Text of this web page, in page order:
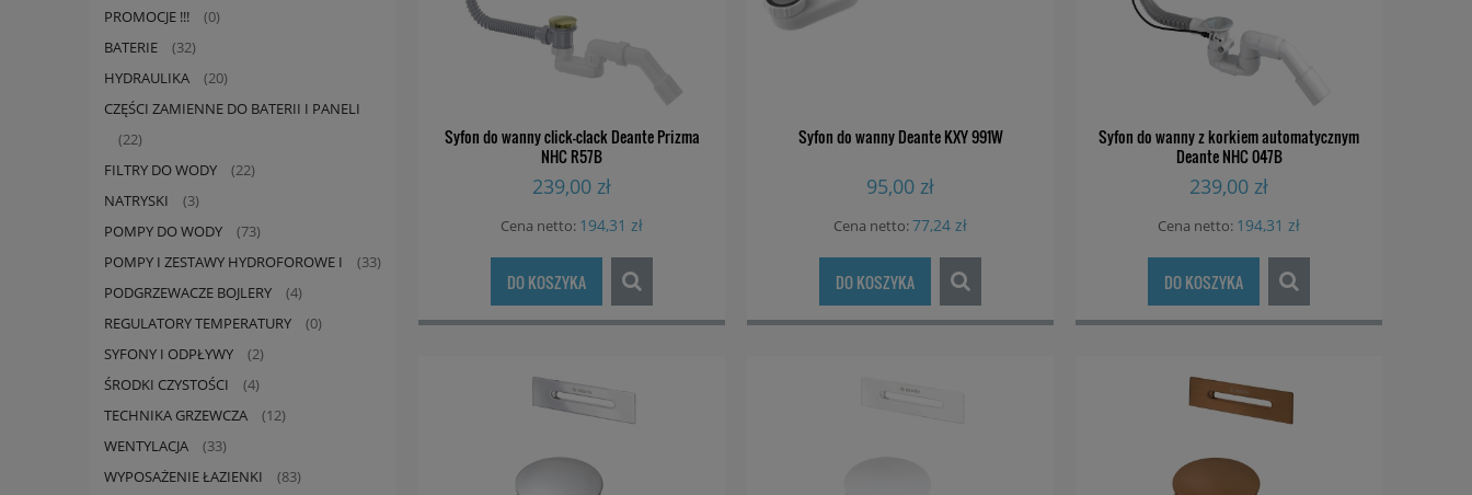
PROMOCJE !!! (0)
BATERIE (32)
HYDRAULIKA (20)
CZĘŚCI ZAMIENNE DO BATERII I PANELI
(22)
FILTRY DO WODY (22)
NATRYSKI (3)
POMPY DO WODY (73)
POMPY I ZESTAWY HYDROFOROWE I (33)
PODGRZEWACZE BOJLERY (4)
REGULATORY TEMPERATURY (0)
SYFONY I ODPŁYWY (2)
ŚRODKI CZYSTOŚCI (4)
TECHNIKA GRZEWCZA (12)
WENTYLACJA (33)
WYPOSAŻENIE ŁAZIENKI (83)
Syfon do wanny click-clack Deante Prizma
NHC R57B
239,00 zł
Cena netto: 194,31 zł
DO KOSZYKA
Syfon do wanny Deante KXY 991W
95,00 zł
Cena netto:77,24 zł
DO KOSZYKA
Syfon do wanny z korkiem automatycznym
Deante NHC 047B
239,00 zł
Cena netto: 194,31 zł
DO KOSZYKA